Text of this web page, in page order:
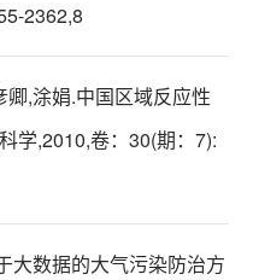
2362,8
,涂娟.中国区域反应性
学,2010,卷：30(期：7):
大数据的大气污染防治方